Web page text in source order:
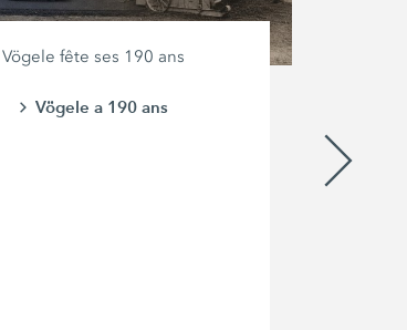
Vögele fête ses 190 ans
Vögele a 190 ans